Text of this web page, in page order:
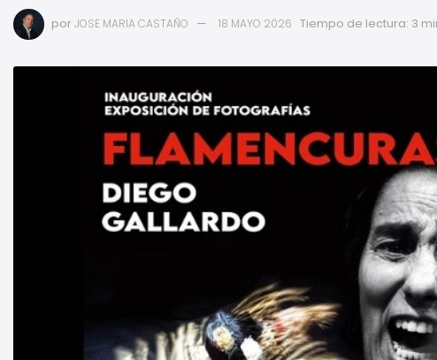
porJOSE MARIA CASTAÑO 18 MAYO 2026 Tiempo de lectura: 3